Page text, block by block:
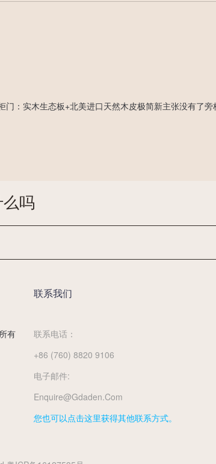
实木生态板+北美进口天然木皮极简新主张没有了
吗
有
联系我们
联系电话：
+86 (760) 8820 9106
电子邮件:
Enquire@gdaden.com
您也可以点击这里获得其他联系方式。